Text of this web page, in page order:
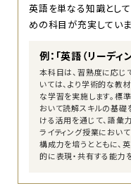
英語を単なる知識とし
めの科目が充実していま
例：「英語（リーディ
本科目は、習熟度に応じ
いては、より学術的な教
な学習を実施します。標
おいて読解スキルの基礎
ける活用を通じて、語彙
ライティング授業におい
構成力を培うとともに、
的に表現・共有する能力